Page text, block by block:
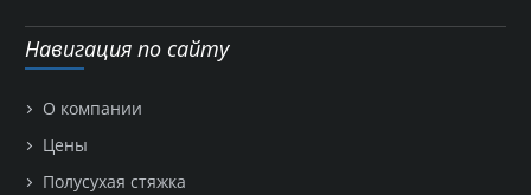
Навигация по сайту
О компании
Цены
Полусухая стяжка